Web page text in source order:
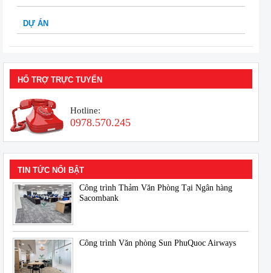
DỰ ÁN
HỔ TRỢ TRỰC TUYẾN
Hotline:
0978.570.245
TIN TỨC NỔI BẬT
Công trình Thảm Văn Phòng Tại Ngân hàng
Sacombank
Công trình Văn phòng Sun PhuQuoc Airways